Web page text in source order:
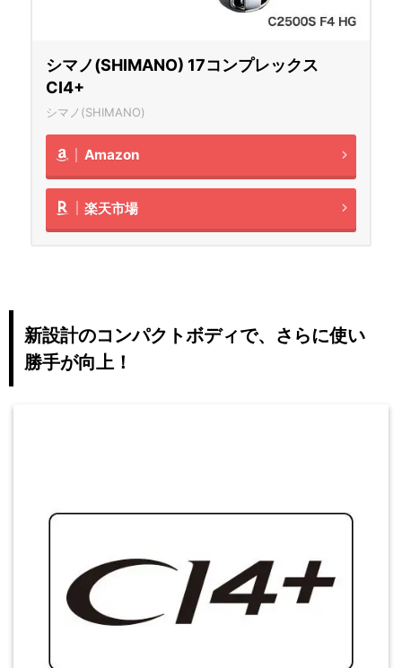
シマノ(SHIMANO) 17コンプレックス
CI4+
シマノ(SHIMANO)
Amazon
楽天市場
新設計のコンパクトボディで、さらに使い
勝手が向上！